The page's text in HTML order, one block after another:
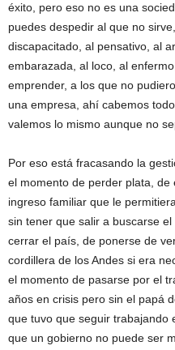
éxito, pero eso no es una
puedes despedir al que no
discapacitado, al pensativo, al
embarazada, al loco, al
emprender, a los que no
una empresa, ahí cabemos
valemos lo mismo aunque no
Por eso está fracasando la
el momento de perder plata,
ingreso familiar que le
sin tener que salir a buscarse
cerrar el país, de ponerse de
cordillera de los Andes si era
el momento de pasarse por el
años en crisis pero sin el papá
que tuvo que seguir trabajando
que un gobierno no puede ser